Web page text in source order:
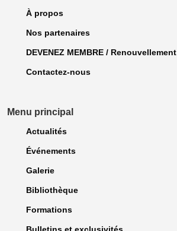
À propos
Nos partenaires
DEVENEZ MEMBRE / Renouvellement
Contactez-nous
Menu principal
Actualités
Événements
Galerie
Bibliothèque
Formations